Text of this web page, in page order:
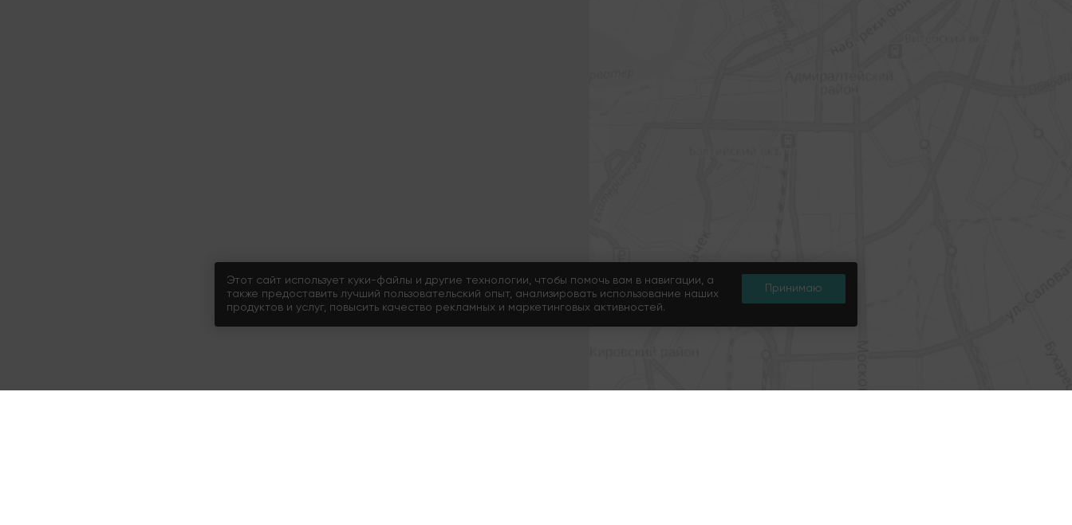
Этот сайт использует куки-файлы и другие технологии, чтобы помочь вам в навигации, а
также предоставить лучший пользовательский опыт, анализировать использование наших
продуктов и услуг, повысить качество рекламных и маркетинговых активностей.
Принимаю